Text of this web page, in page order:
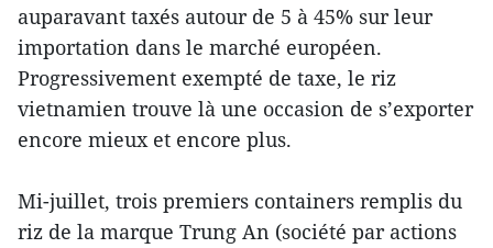
auparavant taxés autour de 5 à 45% sur leur
importation dans le marché européen.
Progressivement exempté de taxe, le riz
vietnamien trouve là une occasion de s’exporter
encore mieux et encore plus.
Mi-juillet, trois premiers containers remplis du
riz de la marque Trung An (société par actions